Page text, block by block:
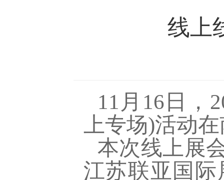
线上
11月16日，
上专场)活动
本次线上展
江苏联亚国